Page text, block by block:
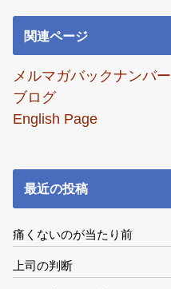
関連ページ
メルマガバックナンバー
ブログ
English Page
最近の投稿
痛くないのが当たり前
上司の判断